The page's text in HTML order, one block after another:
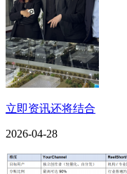
立即资讯还将结合
2026-04-28